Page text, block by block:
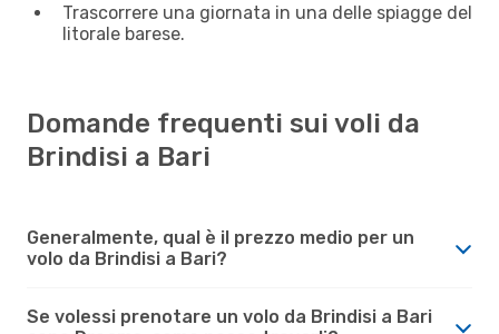
Trascorrere una giornata in una delle spiagge del
litorale barese.
Domande frequenti sui voli da
Brindisi a Bari
Generalmente, qual è il prezzo medio per un
volo da Brindisi a Bari?
Se volessi prenotare un volo da Brindisi a Bari